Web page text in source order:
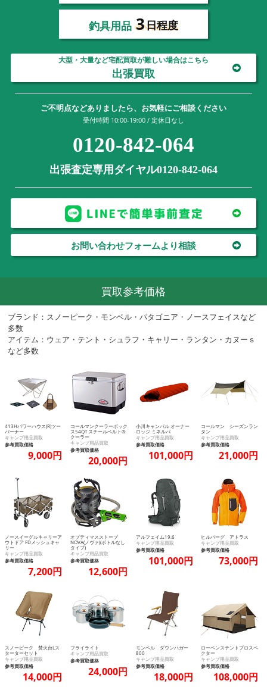
釣具用品 3日程度
大型・大量など宅配買取が難しい場合はこちら
出張買取
ご不明点などありましたら、お気軽にご相談ください
受付時間 10:00-19:00 / 定休日なし
0120-842-064
出張査定専用ダイヤル0120-842-064
お問い合わせフォームより相談
買取参考価格
ブランド：スノーピーク・モンベル・パタゴニア・ノースフェイスなど
多数
アイテム：ウェア・テント・シュラフ・キャリー・ランタン・カヌーｓ
など多数
413Hパワーハウス(R)ツー
バーナー
キャンプ用品買取
参考買取価格
9,000円
コールマンクーラーボック
ス54QT スチールベルト®
クーラー
キャンプ用品買取
参考買取価格
20,000円
小川キャンパル オーナー
ロッジ ミネルバ
キャンプ用品買取
参考買取価格
101,000円
コールマン シーズンラン
タン
キャンプ用品買取
参考買取価格
21,000円
ノースイーグルキャリーア
ウトドア FDメッシュキャ
リー
キャンプ用品買取
参考買取価格
7,200円
オプティマスストーブ
NOVA(ノヴァ)(ボトルなし
タイプ)
キャンプ用品買取
参考買取価格
12,600円
アルフェイム19.6
キャンプ用品買取
参考買取価格
101,000円
ヒルバーグ アトラス
キャンプ用品買取
参考買取価格
73,000円
スノーピーク 焚火台Lス
ターターセット
キャンプ用品買取
参考買取価格
14,000円
フライライト
キャンプ用品買取
参考買取価格
24,000円
モンベル ダウンハガー
800
キャンプ用品買取
参考買取価格
18,000円
ローベンステントプロスペ
クター
キャンプ用品買取
参考買取価格
108,000円